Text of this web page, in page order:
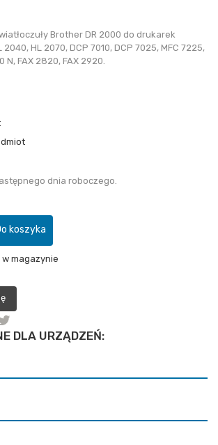
Brother DR 2000 do drukarek
HL 2070, DCP 7010, DCP 7025, MFC 7225,
N, FAX 2820, FAX 2920.
dnia roboczego.
koszyka
magazynie
DLA URZĄDZEŃ: